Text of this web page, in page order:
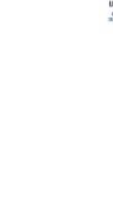
ΑΜΠΑΛΑΕΑ,